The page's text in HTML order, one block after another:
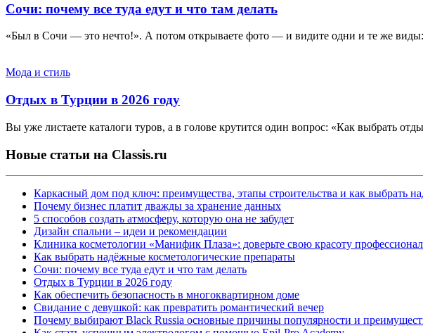
Сочи: почему все туда едут и что там делать
«Был в Сочи — это нечто!». А потом открываете фото — и видите одни и те же
Мода и стиль
Отдых в Турции в 2026 году
Вы уже листаете каталоги туров, а в голове крутится один вопрос: «Как выбрать
Новые статьи на Classis.ru
Каркасный дом под ключ: преимущества, этапы строительства и как выбрать
Почему бизнес платит дважды за хранение данных
5 способов создать атмосферу, которую она не забудет
Дизайн спальни – идеи и рекомендации
Клиника косметологии «Манифик Плаза»: доверьте свою красоту
Как выбрать надёжные косметологические препараты
Сочи: почему все туда едут и что там делать
Отдых в Турции в 2026 году
Как обеспечить безопасность в многоквартирном доме
Свидание с девушкой: как превратить романтический вечер
Почему выбирают Black Russia основные причины популярности и